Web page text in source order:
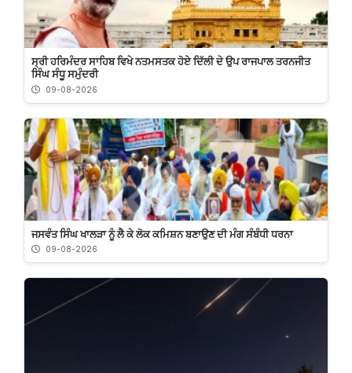
ਸ੍ਰੀ ਹਰਿਮੰਦਰ ਸਾਹਿਬ ਵਿਖੇ ਨਤਮਸਤਕ ਹੋਏ ਦਿੱਲੀ ਦੇ ਉਪ ਰਾਜਪਾਲ ਤਰਨਜੀਤ
ਸਿੰਘ ਸੰਧੂ ਸਮੁੰਦਰੀ
09-08-2026
ਜਸਵੰਤ ਸਿੰਘ ਖਾਲੜਾ ਨੂੰ ਲੈ ਕੇ ਲੋਕ ਕਮਿਸ਼ਨ ਬਣਾਉਣ ਦੀ ਮੰਗ ਸੰਬੰਧੀ ਧਰਨਾ
09-08-2026